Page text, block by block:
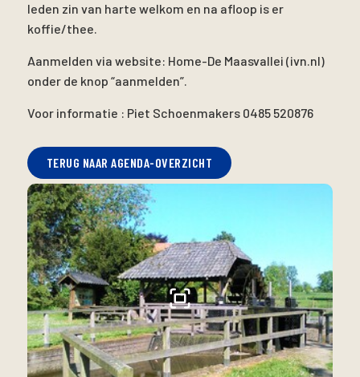
leden zin van harte welkom en na afloop is er
koffie/thee.
Aanmelden via website: Home-De Maasvallei (ivn.nl)
onder de knop “aanmelden”.
Voor informatie : Piet Schoenmakers 0485 520876
TERUG NAAR AGENDA-OVERZICHT